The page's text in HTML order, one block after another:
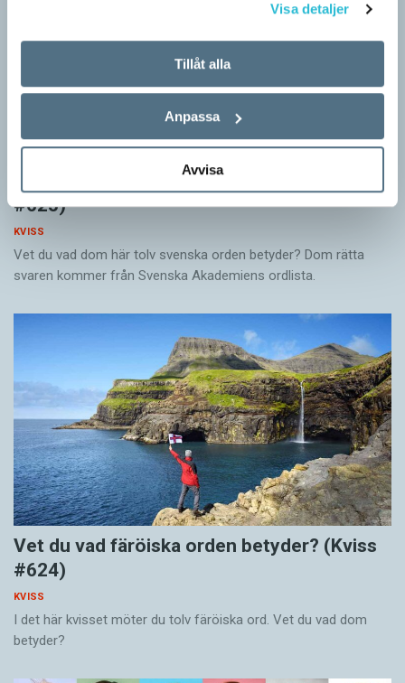
Visa detaljer
Tillåt alla
Anpassa
Avvisa
Känner du till orden från SAOL? (Kviss
#625)
KVISS
Vet du vad dom här tolv svenska orden betyder? Dom rätta
svaren kommer från Svenska Akademiens ordlista.
Vet du vad färöiska orden betyder? (Kviss
#624)
KVISS
I det här kvisset möter du tolv färöiska ord. Vet du vad dom
betyder?